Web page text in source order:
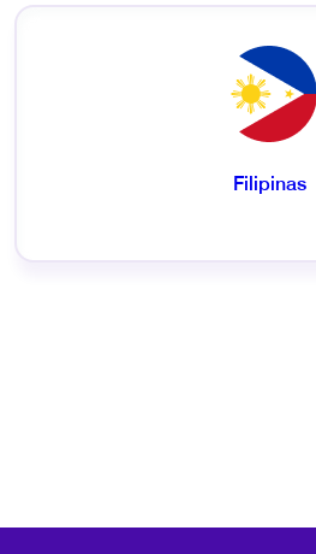
Filipinas